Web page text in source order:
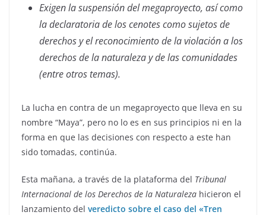
Exigen la suspensión del megaproyecto, así como
la declaratoria de los cenotes como sujetos de
derechos y el reconocimiento de la violación a los
derechos de la naturaleza y de las comunidades
(entre otros temas).
La lucha en contra de un megaproyecto que lleva en su
nombre “Maya”, pero no lo es en sus principios ni en la
forma en que las decisiones con respecto a este han
sido tomadas, continúa.
Esta mañana, a través de la plataforma del Tribunal
Internacional de los Derechos de la Naturaleza hicieron el
lanzamiento del veredicto sobre el caso del «Tren